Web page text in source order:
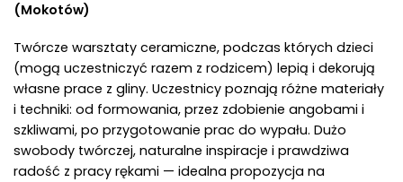
(Mokotów)
Twórcze warsztaty ceramiczne, podczas których dzieci
(mogą uczestniczyć razem z rodzicem) lepią i dekorują
własne prace z gliny. Uczestnicy poznają różne materiały
i techniki: od formowania, przez zdobienie angobami i
szkliwami, po przygotowanie prac do wypału. Dużo
swobody twórczej, naturalne inspiracje i prawdziwa
radość z pracy rękami — idealna propozycja na